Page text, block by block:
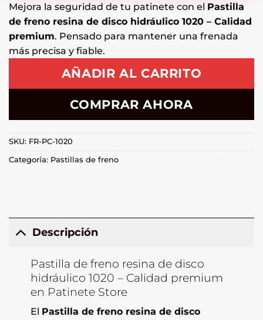
Mejora la seguridad de tu patinete con el Pastilla
de freno resina de disco hidráulico 1020 – Calidad
premium. Pensado para mantener una frenada
más precisa y fiable.
AÑADIR AL CARRITO
COMPRAR AHORA
SKU: FR-PC-1020
Categoría: Pastillas de freno
Descripción
Pastilla de freno resina de disco
hidráulico 1020 – Calidad premium
en Patinete Store
El Pastilla de freno resina de disco